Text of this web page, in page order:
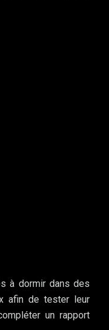
à dormir dans des
afin de tester leur
un rapport